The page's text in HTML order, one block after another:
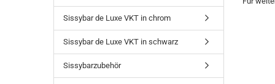
Sissybar de Luxe VKT in chrom
Sissybar de Luxe VKT in schwarz
Sissybarzubehör